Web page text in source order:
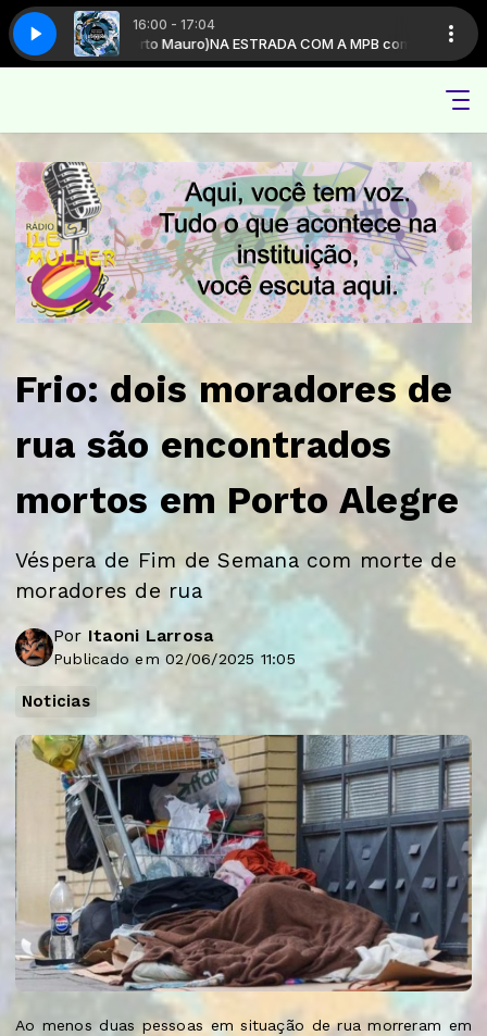
16:00 - 17:04
Roberto Mauro)NA ESTRADA COM A MPB com Duo Nossa Música
Remix) David Hohme - Storybook (DSF Remix)
Frio: dois moradores de
rua são encontrados
mortos em Porto Alegre
Véspera de Fim de Semana com morte de
moradores de rua
Por Itaoni Larrosa
Publicado em 02/06/2025 11:05
Noticias
Ao menos duas pessoas em situação de rua morreram em